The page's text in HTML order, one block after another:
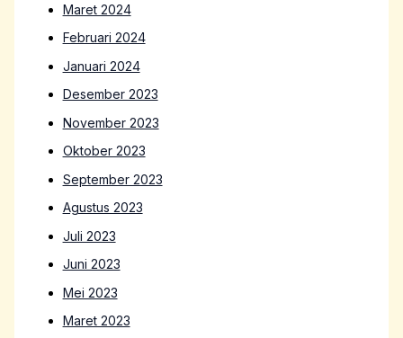
Maret 2024
Februari 2024
Januari 2024
Desember 2023
November 2023
Oktober 2023
September 2023
Agustus 2023
Juli 2023
Juni 2023
Mei 2023
Maret 2023